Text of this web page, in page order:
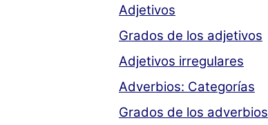
Adjetivos
Grados de los adjetivos
Adjetivos irregulares
Adverbios: Categorías
Grados de los adverbios